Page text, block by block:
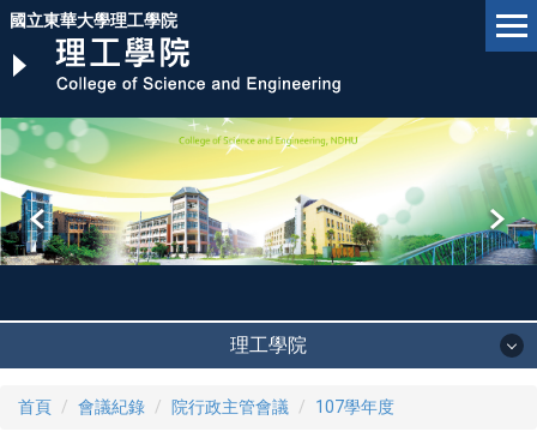
跳
主
內
國立東華大學理工學院
理工學院
首頁 會議紀錄 院行政主管會議 107學年度